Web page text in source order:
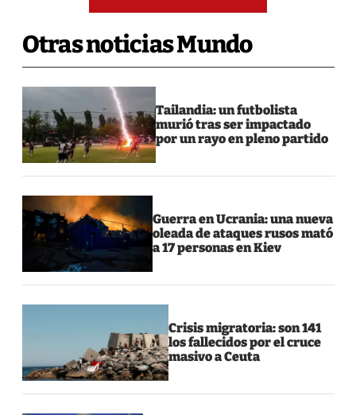
Otras noticias Mundo
Tailandia: un futbolista
murió tras ser impactado
por un rayo en pleno partido
Guerra en Ucrania: una nueva
oleada de ataques rusos mató
a 17 personas en Kiev
Crisis migratoria: son 141
los fallecidos por el cruce
masivo a Ceuta